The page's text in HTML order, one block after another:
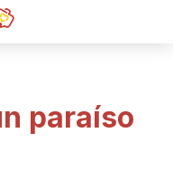
paraíso